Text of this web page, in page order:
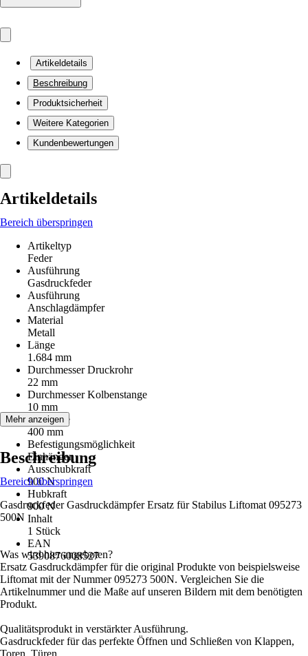
Artikeldetails
Beschreibung
Produktsicherheit
Weitere Kategorien
Kundenbewertungen
Artikeldetails
Bereich überspringen
Artikeltyp
Feder
Ausführung
Gasdruckfeder
Ausführung
Anschlagdämpfer
Material
Metall
Länge
1.684 mm
Durchmesser Druckrohr
22 mm
Durchmesser Kolbenstange
10 mm
Hublänge
400 mm
Befestigungsmöglichkeit
Einhängen
Ausschubkraft
900 N
Hubkraft
900 N
Inhalt
1 Stück
EAN
5390876008527
Mehr anzeigen
Beschreibung
Bereich überspringen
Gasdruckfeder Gasdruckdämpfer Ersatz für Stabilus Liftomat 095273
500N
Was wird hier angeboten?
Ersatz Gasdruckdämpfer für die original Produkte von beispielsweise
Liftomat mit der Nummer 095273 500N. Vergleichen Sie die
Artikelnummer und die Maße auf unseren Bildern mit dem benötigten
Produkt.
Qualitätsprodukt in verstärkter Ausführung.
Gasdruckfeder für das perfekte Öffnen und Schließen von Klappen,
Toren, Türen.